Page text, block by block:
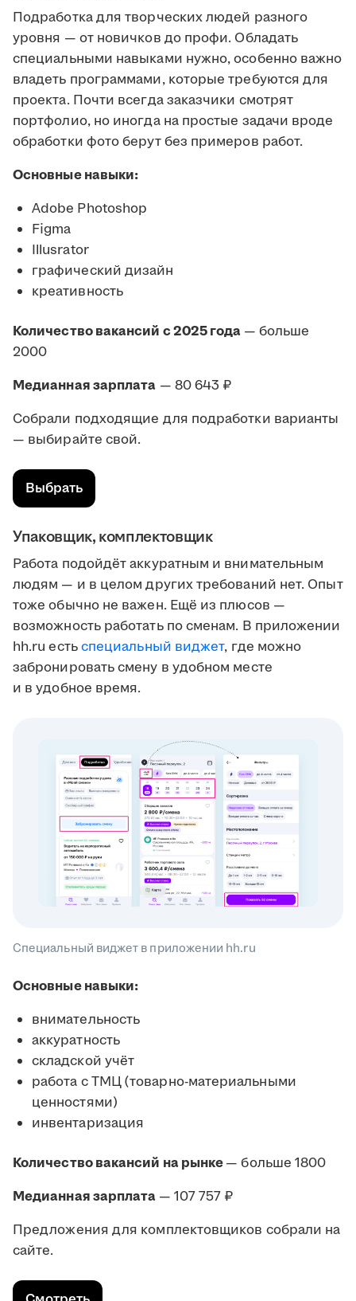
Подработка для творческих людей разного
уровня — от новичков до профи. Обладать
специальными навыками нужно, особенно важно
владеть программами, которые требуются для
проекта. Почти всегда заказчики смотрят
портфолио, но иногда на простые задачи вроде
обработки фото берут без примеров работ.
Основные навыки:
Adobe Photoshop
Figma
Illusrator
графический дизайн
креативность
Количество вакансий с 2025 года — больше
2000
Медианная зарплата — 80 643 ₽
Собрали подходящие для подработки варианты
— выбирайте свой.
Выбрать
Упаковщик, комплектовщик
Работа подойдёт аккуратным и внимательным
людям — и в целом других требований нет. Опыт
тоже обычно не важен. Ещё из плюсов —
возможность работать по сменам. В приложении
hh.ru естьспециальный виджет, где можно
забронировать смену в удобном месте
и в удобное время.
Специальный виджет в приложении hh.ru
Основные навыки:
внимательность
аккуратность
складской учёт
работа с ТМЦ (товарно-материальными
ценностями)
инвентаризация
Количество вакансий на рынке— больше 1800
Медианная зарплата — 107 757 ₽
Предложения для комплектовщиков собрали на
сайте.